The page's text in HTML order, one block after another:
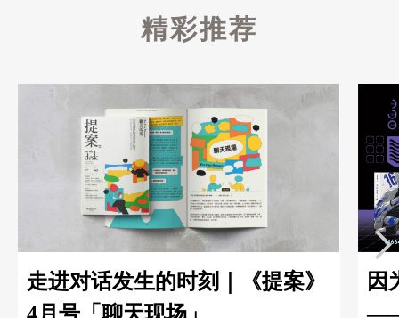
精彩推荐
走进对话发生的时刻｜《提案》
因